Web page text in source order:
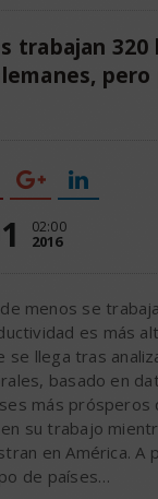
trabajan 320
02:00
2016
menos se
es más
se llega tras
basado en
más prósperos
su trabajo
en América. A
de países…